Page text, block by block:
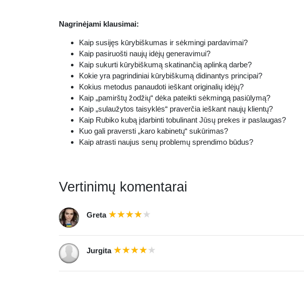
Nagrinėjami klausimai:
Kaip susijęs kūrybiškumas ir sėkmingi pardavimai?
Kaip pasiruošti naujų idėjų generavimui?
Kaip sukurti kūrybiškumą skatinančią aplinką darbe?
Kokie yra pagrindiniai kūrybiškumą didinantys principai?
Kokius metodus panaudoti ieškant originalių idėjų?
Kaip „pamirštų žodžių“ dėka pateikti sėkmingą pasiūlymą?
Kaip „sulaužytos taisyklės“ praverčia ieškant naujų klientų?
Kaip Rubiko kubą įdarbinti tobulinant Jūsų prekes ir paslaugas?
Kuo gali praversti „karo kabinetų“ sukūrimas?
Kaip atrasti naujus senų problemų sprendimo būdus?
Vertinimų komentarai
Greta
Jurgita